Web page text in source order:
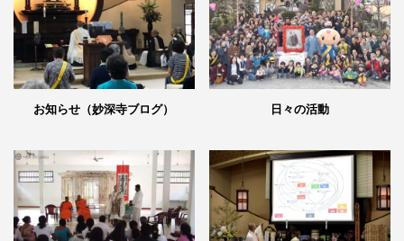
お知らせ（妙深寺ブログ） 日々の活動